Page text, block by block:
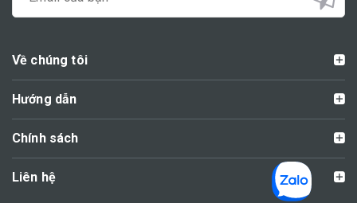
Về chúng tôi
Hướng dẫn
Chính sách
Liên hệ